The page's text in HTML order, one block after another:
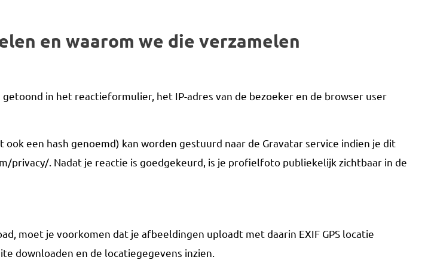
en waarom we die verzamelen
in het reactieformulier, het IP-adres van de bezoeker en de browser user
een hash genoemd) kan worden gestuurd naar de Gravatar service indien je dit
. Nadat je reactie is goedgekeurd, is je profielfoto publiekelijk zichtbaar in de
moet je voorkomen dat je afbeeldingen uploadt met daarin EXIF GPS locatie
downloaden en de locatiegegevens inzien.